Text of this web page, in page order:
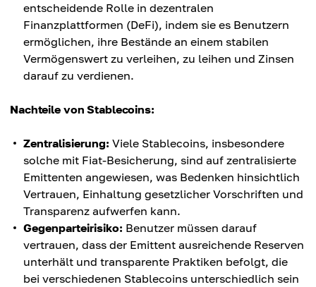
entscheidende Rolle in dezentralen
Finanzplattformen (DeFi), indem sie es Benutzern
ermöglichen, ihre Bestände an einem stabilen
Vermögenswert zu verleihen, zu leihen und Zinsen
darauf zu verdienen.
Nachteile von Stablecoins:
Zentralisierung: Viele Stablecoins, insbesondere
solche mit Fiat-Besicherung, sind auf zentralisierte
Emittenten angewiesen, was Bedenken hinsichtlich
Vertrauen, Einhaltung gesetzlicher Vorschriften und
Transparenz aufwerfen kann.
Gegenparteirisiko: Benutzer müssen darauf
vertrauen, dass der Emittent ausreichende Reserven
unterhält und transparente Praktiken befolgt, die
bei verschiedenen Stablecoins unterschiedlich sein